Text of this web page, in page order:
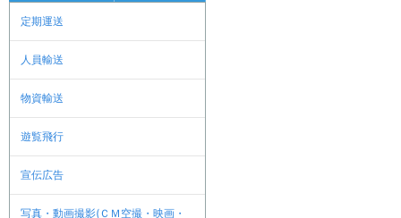
定期運送
人員輸送
物資輸送
遊覧飛行
宣伝広告
写真・動画撮影(ＣＭ空撮・映画・